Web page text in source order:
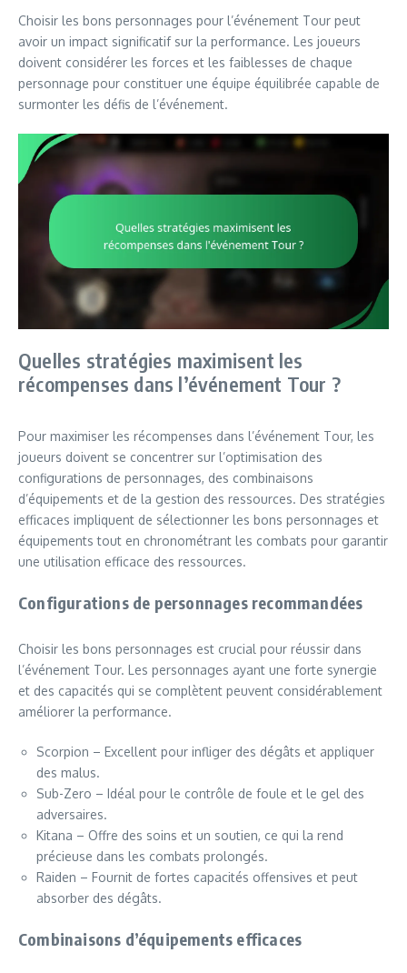
Choisir les bons personnages pour l’événement Tour peut
avoir un impact significatif sur la performance. Les joueurs
doivent considérer les forces et les faiblesses de chaque
personnage pour constituer une équipe équilibrée capable de
surmonter les défis de l’événement.
Quelles stratégies maximisent les
récompenses dans l’événement Tour ?
Pour maximiser les récompenses dans l’événement Tour, les
joueurs doivent se concentrer sur l’optimisation des
configurations de personnages, des combinaisons
d’équipements et de la gestion des ressources. Des stratégies
efficaces impliquent de sélectionner les bons personnages et
équipements tout en chronométrant les combats pour garantir
une utilisation efficace des ressources.
Configurations de personnages recommandées
Choisir les bons personnages est crucial pour réussir dans
l’événement Tour. Les personnages ayant une forte synergie
et des capacités qui se complètent peuvent considérablement
améliorer la performance.
Scorpion – Excellent pour infliger des dégâts et appliquer
des malus.
Sub-Zero – Idéal pour le contrôle de foule et le gel des
adversaires.
Kitana – Offre des soins et un soutien, ce qui la rend
précieuse dans les combats prolongés.
Raiden – Fournit de fortes capacités offensives et peut
absorber des dégâts.
Combinaisons d’équipements efficaces